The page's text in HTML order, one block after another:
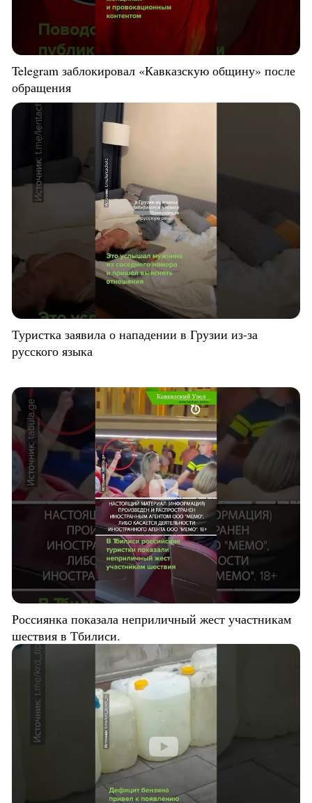
Telegram заблокировал «Кавказскую общину» после
обращения
Туристка заявила о нападении в Грузии из-за
русского языка
Россиянка показала неприличный жест участникам
шествия в Тбилиси.